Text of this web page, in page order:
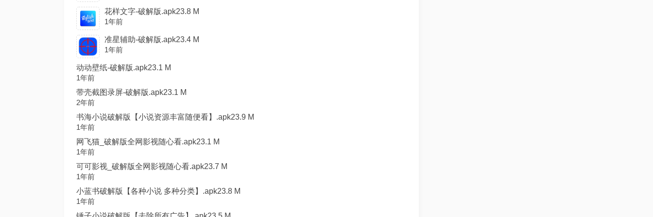
花样文字-破解版.apk23.8 M
1年前
准星辅助-破解版.apk23.4 M
1年前
动动壁纸-破解版.apk23.1 M
1年前
带壳截图录屏-破解版.apk23.1 M
2年前
书海小说破解版【小说资源丰富随便看】.apk23.9 M
1年前
网飞猫_破解版全网影视随心看.apk23.1 M
1年前
可可影视_破解版全网影视随心看.apk23.7 M
1年前
小蓝书破解版【各种小说 多种分类】.apk23.8 M
1年前